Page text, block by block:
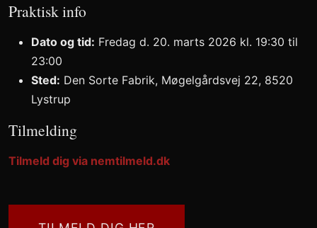
Praktisk info
Dato og tid: Fredag d. 20. marts 2026 kl. 19:30 til
23:00
Sted: Den Sorte Fabrik, Møgelgårdsvej 22, 8520
Lystrup
Tilmelding
Tilmeld dig via nemtilmeld.dk